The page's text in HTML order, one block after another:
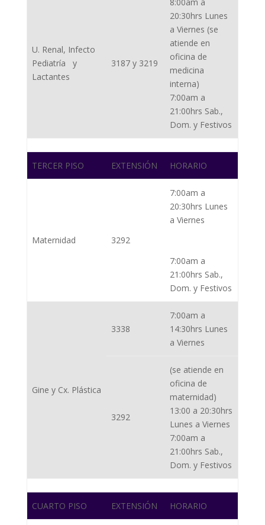
U. Renal, Infecto
Pediatría y
Lactantes
3187 y 3219
20:30hrs Lunes
a Viernes (se
atiende en
oficina de
medicina
interna)
7:00am a
21:00hrs Sab.,
Dom. y Festivos
TERCER PISO EXTENSIÓN HORARIO
Maternidad 3292
7:00am a
20:30hrs Lunes
a Viernes
7:00am a
21:00hrs Sab.,
Dom. y Festivos
Gine y Cx. Plástica
3338
7:00am a
14:30hrs Lunes
a Viernes
3292
(se atiende en
oficina de
maternidad)
13:00 a 20:30hrs
Lunes a Viernes
7:00am a
21:00hrs Sab.,
Dom. y Festivos
CUARTO PISO EXTENSIÓN HORARIO